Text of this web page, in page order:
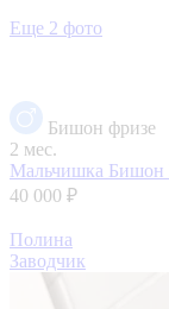
Еще 2 фото
Бишон фризе
2 мес.
Мальчишка Бишон
40 000 ₽
Полина
Заводчик